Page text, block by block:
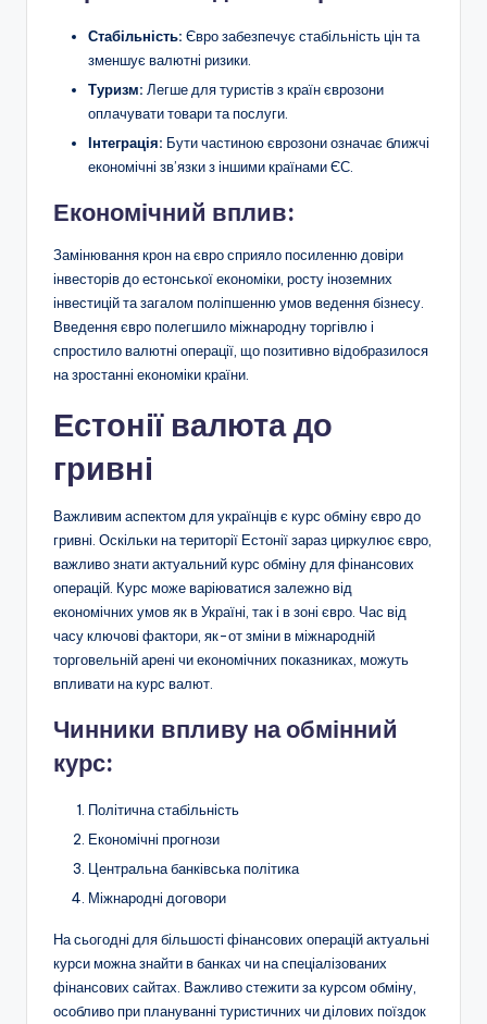
Стабільність: Євро забезпечує стабільність цін та
зменшує валютні ризики.
Туризм: Легше для туристів з країн єврозони
оплачувати товари та послуги.
Інтеграція: Бути частиною єврозони означає ближчі
економічні зв’язки з іншими країнами ЄС.
Економічний вплив:
Замінювання крон на євро сприяло посиленню довіри
інвесторів до естонської економіки, росту іноземних
інвестицій та загалом поліпшенню умов ведення бізнесу.
Введення євро полегшило міжнародну торгівлю і
спростило валютні операції, що позитивно відобразилося
на зростанні економіки країни.
Естонії валюта до
гривні
Важливим аспектом для українців є курс обміну євро до
гривні. Оскільки на території Естонії зараз циркулює євро,
важливо знати актуальний курс обміну для фінансових
операцій. Курс може варіюватися залежно від
економічних умов як в Україні, так і в зоні євро. Час від
часу ключові фактори, як-от зміни в міжнародній
торговельній арені чи економічних показниках, можуть
впливати на курс валют.
Чинники впливу на обмінний
курс:
Політична стабільність
Економічні прогнози
Центральна банківська політика
Міжнародні договори
На сьогодні для більшості фінансових операцій актуальні
курси можна знайти в банках чи на спеціалізованих
фінансових сайтах. Важливо стежити за курсом обміну,
особливо при плануванні туристичних чи ділових поїздок